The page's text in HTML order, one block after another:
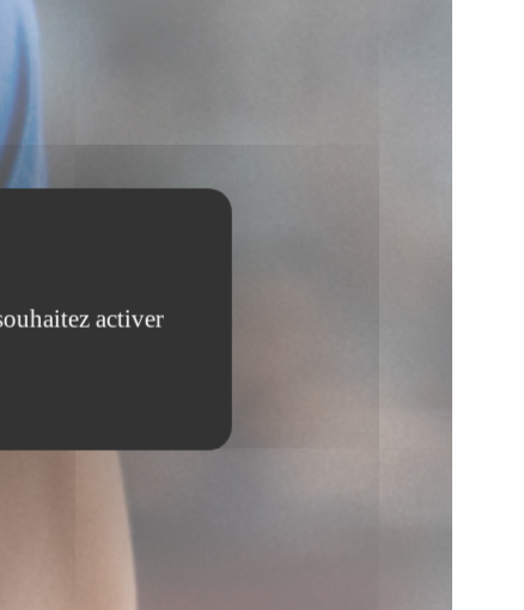
activer